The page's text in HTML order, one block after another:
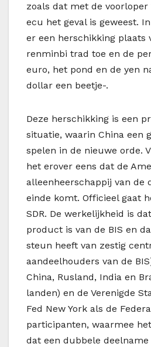
zoals dat met de voorloper
ecu het geval is geweest.
er een herschikking plaats
renminbi trad toe en de
euro, het pond en de yen
dollar een beetje-.
Deze herschikking is een
situatie, waarin China een
spelen in de nieuwe orde.
het erover eens dat de
alleenheerschappij van de
einde komt. Officieel gaat
SDR. De werkelijkheid is
product is van de BIS en
steun heeft van zestig
aandeelhouders van de
China, Rusland, India en
landen) en de Verenigde
Fed New York als de
participanten, waarmee
dat een dubbele deelname